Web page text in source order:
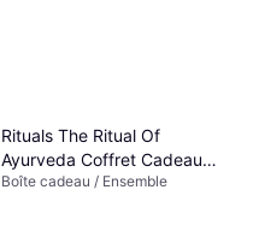
Rituals The Ritual Of
Ayurveda Coffret Cadeau
Medium 4 Pièces
Boîte cadeau / Ensemble